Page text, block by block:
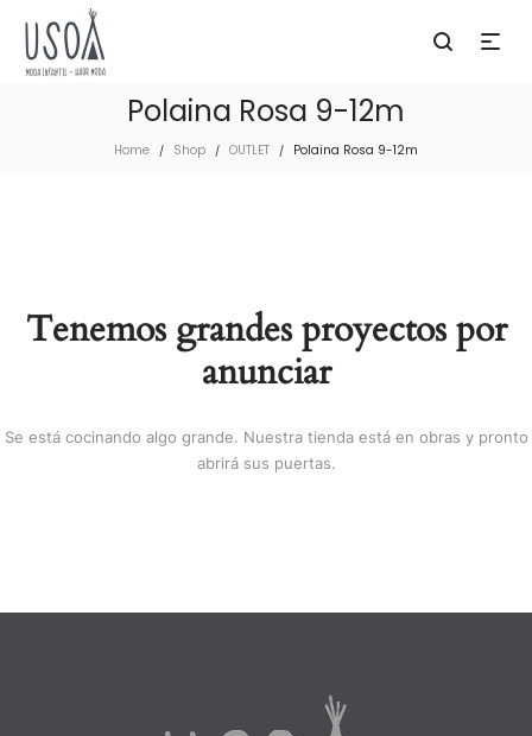
Polaina Rosa 9-12m
Home / Shop / OUTLET / Polaina Rosa 9-12m
Tenemos grandes proyectos por
anunciar
Se está cocinando algo grande. Nuestra tienda está en obras y pronto
abrirá sus puertas.